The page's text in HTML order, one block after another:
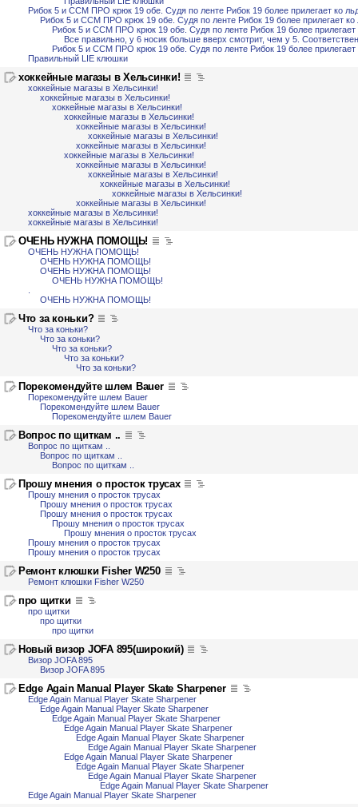
Рибок 5 и ССМ ПРО крюк 19 обе. Судя по ленте Рибок 19 более прилегает ко
Рибок 5 и ССМ ПРО крюк 19 обе. Судя по ленте Рибок 19 более прилегает ко
Рибок 5 и ССМ ПРО крюк 19 обе. Судя по ленте Рибок 19 более прилегает
Все правильно, у 6 носик больше вверх смотрит, чем у 5.
Рибок 5 и ССМ ПРО крюк 19 обе. Судя по ленте Рибок 19 более прилегает
Правильный LIE клюшки
хоккейные магазы в Хельсинки!
хоккейные магазы в Хельсинки!
хоккейные магазы в Хельсинки!
хоккейные магазы в Хельсинки!
хоккейные магазы в Хельсинки!
хоккейные магазы в Хельсинки!
хоккейные магазы в Хельсинки!
хоккейные магазы в Хельсинки!
хоккейные магазы в Хельсинки!
хоккейные магазы в Хельсинки!
хоккейные магазы в Хельсинки!
хоккейные магазы в Хельсинки!
хоккейные магазы в Хельсинки!
хоккейные магазы в Хельсинки!
хоккейные магазы в Хельсинки!
хоккейные магазы в Хельсинки!
ОЧЕНЬ НУЖНА ПОМОЩЬ!
ОЧЕНЬ НУЖНА ПОМОЩЬ!
ОЧЕНЬ НУЖНА ПОМОЩЬ!
ОЧЕНЬ НУЖНА ПОМОЩЬ!
ОЧЕНЬ НУЖНА ПОМОЩЬ!
ОЧЕНЬ НУЖНА ПОМОЩЬ!
Что за коньки?
Что за коньки?
Что за коньки?
Что за коньки?
Что за коньки?
Что за коньки?
Порекомендуйте шлем Bauer
Порекомендуйте шлем Bauer
Порекомендуйте шлем Bauer
Порекомендуйте шлем Bauer
Вопрос по щиткам ..
Вопрос по щиткам ..
Вопрос по щиткам ..
Вопрос по щиткам ..
Прошу мнения о просток трусах
Прошу мнения о просток трусах
Прошу мнения о просток трусах
Прошу мнения о просток трусах
Прошу мнения о просток трусах
Прошу мнения о просток трусах
Прошу мнения о просток трусах
Прошу мнения о просток трусах
Ремонт клюшки Fisher W250
Ремонт клюшки Fisher W250
про щитки
про щитки
про щитки
про щитки
Новый визор JOFA 895(широкий)
Визор JOFA 895
Визор JOFA 895
Edge Again Manual Player Skate Sharpener
Edge Again Manual Player Skate Sharpener
Edge Again Manual Player Skate Sharpener
Edge Again Manual Player Skate Sharpener
Edge Again Manual Player Skate Sharpener
Edge Again Manual Player Skate Sharpener
Edge Again Manual Player Skate Sharpener
Edge Again Manual Player Skate Sharpener
Edge Again Manual Player Skate Sharpener
Edge Again Manual Player Skate Sharpener
Edge Again Manual Player Skate Sharpener
Edge Again Manual Player Skate Sharpener